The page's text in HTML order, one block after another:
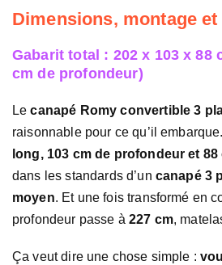
Dimensions, montage
Gabarit total : 202 x 103 x 88
cm de profondeur)
Lecanapé Romy convertible 3
raisonnable pour ce qu’il
long, 103 cm de profondeur et
dans les standards d’un canapé 3
moyen. Et une fois transformé en
profondeur passe à227 cm,
Ça veut dire une chose simple :